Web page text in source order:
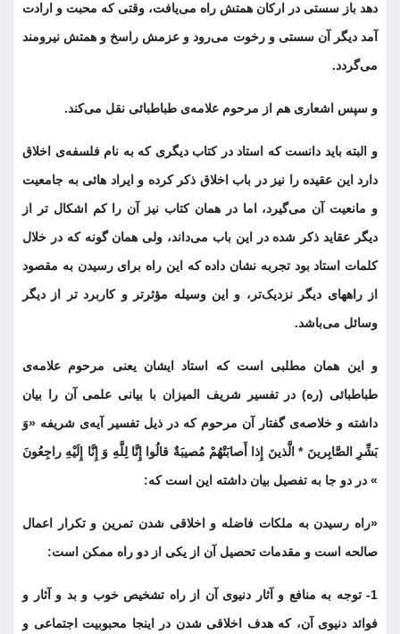
دهد باز سستی در ارکان همتش راه می‌یافت، وقتی که محبت و ارادت
آمد دیگر آن سستی و رخوت می‌رود و عزمش راسخ و همتش نیرومند
می‌گردد.
و سپس اشعاری هم از مرحوم علامه‌ی طباطبائی نقل می‌کند.
و البته باید دانست که استاد در کتاب دیگری که به نام فلسفه‌ی اخلاق
دارد این عقیده را نیز در باب اخلاق ذکر کرده و ایراد هائی به جامعیت
و مانعیت آن می‌گیرد، اما در همان کتاب نیز آن را کم اشکال تر از
دیگر عقاید ذکر شده در این باب می‌داند، ولی همان گونه که در خلال
کلمات استاد بود تجربه نشان داده که این راه برای رسیدن به مقصود
از راههای دیگر نزدیک‌تر، و این وسیله مؤثرتر و کاربرد تر از دیگر
وسائل می‌باشد.
و این همان مطلبی است که استاد ایشان یعنی مرحوم علامه‌ی
طباطبائی (ره) در تفسیر شریف المیزان با بیانی علمی آن را بیان
داشته و خلاصه‌ی گفتار آن مرحوم که در ذیل تفسیر آیه‌ی شریفه «وَ
بَشِّرِ الصَّابِرینَ * الَّذینَ إِذا أَصابَتْهُمْ مُصیبَةٌ قالُوا إِنَّا لِلَّهِ وَ إِنَّا إِلَیْهِ راجِعُونَ
» در دو جا به تفصیل بیان داشته این است که:
«راه رسیدن به ملکات فاضله و اخلاقی شدن تمرین و تکرار اعمال
صالحه است و مقدمات تحصیل آن از یکی از دو راه ممکن است:
1- توجه به منافع و آثار دنیوی آن از راه تشخیص خوب و بد و آثار و
فوائد دنیوی آن، که هدف اخلاقی شدن در اینجا محبوبیت اجتماعی و